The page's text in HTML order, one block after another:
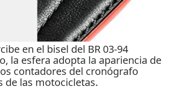
en el bisel del BR 03-94
la esfera adopta la apariencia de
contadores del cronógrafo
de las motocicletas.